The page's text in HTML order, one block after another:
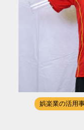
娯楽業の活用